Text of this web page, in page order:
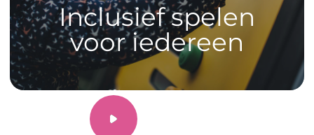
Inclusief spelen
voor iedereen